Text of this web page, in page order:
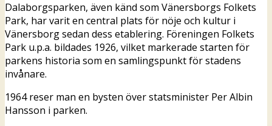
Dalaborgsparken, även känd som Vänersborgs Folkets
Park, har varit en central plats för nöje och kultur i
Vänersborg sedan dess etablering. Föreningen Folkets
Park u.p.a. bildades 1926, vilket markerade starten för
parkens historia som en samlingspunkt för stadens
invånare.
1964 reser man en bysten över statsminister Per Albin
Hansson i parken.